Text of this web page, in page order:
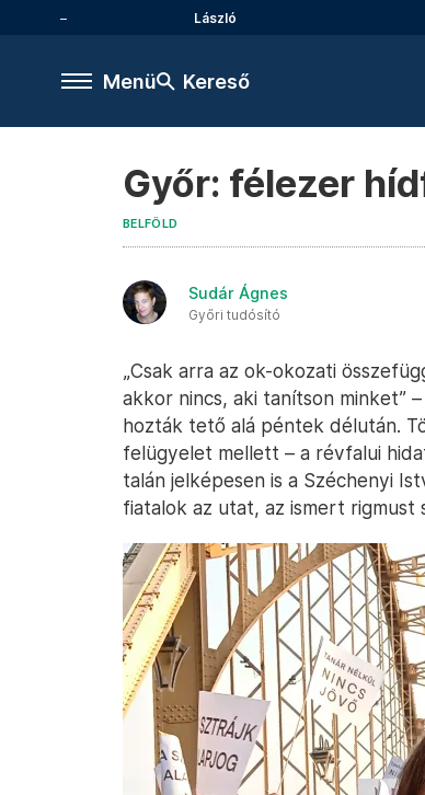
László
Menü Kereső
Győr: félezer
BELFÖLD
Sudár Ágnes
Győri tudósító
„Csak arra az ok-okozati
akkor nincs, aki tanítson minket”
hozták tető alá péntek délután.
felügyelet mellett – a révfalui
talán jelképesen is a Széchenyi
fiatalok az utat, az ismert rigmust